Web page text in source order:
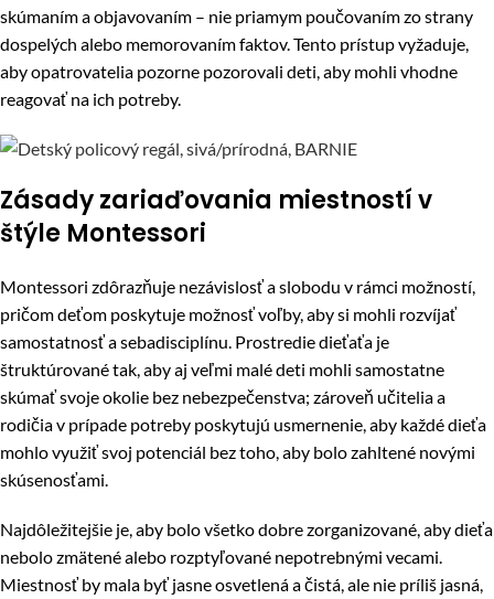
skúmaním a objavovaním – nie priamym poučovaním zo strany
dospelých alebo memorovaním faktov. Tento prístup vyžaduje,
aby opatrovatelia pozorne pozorovali deti, aby mohli vhodne
reagovať na ich potreby.
Zásady zariaďovania miestností v
štýle Montessori
Montessori zdôrazňuje nezávislosť a slobodu v rámci možností,
pričom deťom poskytuje možnosť voľby, aby si mohli rozvíjať
samostatnosť a sebadisciplínu. Prostredie dieťaťa je
štruktúrované tak, aby aj veľmi malé deti mohli samostatne
skúmať svoje okolie bez nebezpečenstva; zároveň učitelia a
rodičia v prípade potreby poskytujú usmernenie, aby každé dieťa
mohlo využiť svoj potenciál bez toho, aby bolo zahltené novými
skúsenosťami.
Najdôležitejšie je, aby bolo všetko dobre zorganizované, aby dieťa
nebolo zmätené alebo rozptyľované nepotrebnými vecami.
Miestnosť by mala byť jasne osvetlená a čistá, ale nie príliš jasná,